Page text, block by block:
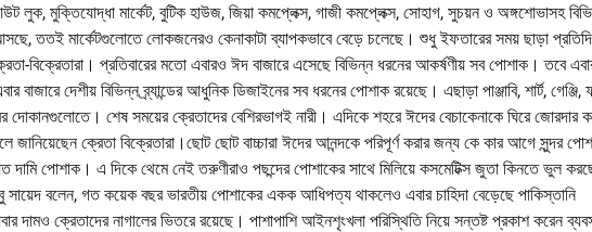
লুক, মুক্তিযোদ্ধা মার্কেট, বুটিক হাউজ, জিয়া কমপ্লেক্স, গাজী কমপ্লেক্স, সোহাগ, সুচয়ন ও অঙ্গশোভাসহ
ততই মার্কেটগুলোতে লোকজনেরও কেনাকাটা ব্যাপকভাবে বেড়ে চলেছে। শুধু ইফতারের সময় ছাড়া
বিক্রেতারা। প্রতিবারের মতো এবারও ঈদ বাজারে এসেছে বিভিন্ন ধরনের আকর্ষণীয় সব পোশাক। তবে
বাজারে দেশীয় বিভিন্ন ব্র্যান্ডের আধুনিক ডিজাইনের সব ধরনের পোশাক রয়েছে। এছাড়া পাঞ্জাবি, শার্ট,
শেষ সময়ের ক্রেতাদের বেশিরভাগই নারী। এদিকে শহরে ঈদের বেচাকেনাকে ঘিরে জোরদার
ক্রেতা বিক্রেতারা।ছোট ছোট বাচ্চারা ঈদের আনন্দকে পরিপূর্ণ করার জন্য কে কার আগে সুন্দর
পোশাক। এ দিকে থেমে নেই তরুণীরাও পছন্দের পোশাকের সাথে মিলিয়ে কসমেটিক্স জুতা কিনতে ভুল
বলেন, গত কয়েক বছর ভারতীয় পোশাকের একক আধিপত্য থাকলেও এবার চাহিদা বেড়েছে পাকিস্তানি
ক্রেতাদের নাগালের ভিতরে রয়েছে। পাশাপাশি আইনশৃংখলা পরিস্থিতি নিয়ে সন্তষ্ট প্রকাশ করেন